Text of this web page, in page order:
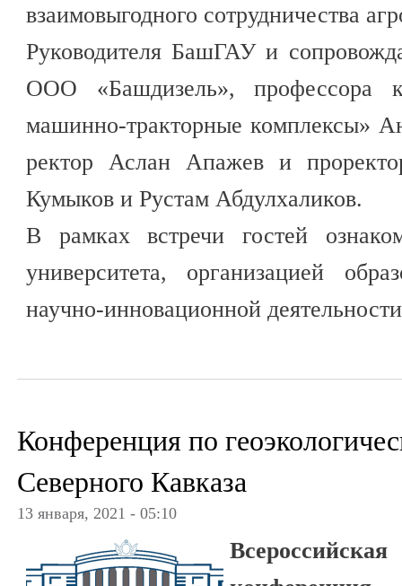
взаимовыгодного сотрудничества
Руководителя БашГАУ и
ООО «Башдизель», профессора
машинно-тракторные комплексы»
ректор Аслан Апажев и
Кумыков и Рустам Абдулхаликов.
В рамках встречи гостей
университета, организацией
научно-инновационной
Конференция по
Северного Кавказа
13 января, 2021 - 05:10